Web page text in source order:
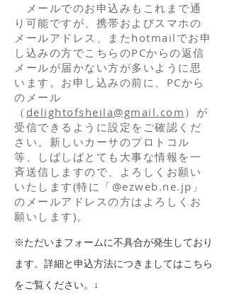
メールでのお申込みもこれまで通
り可能ですが、携帯およびスマホの
メールアドレス、またhotmailでお申
し込みの方でこちらのPCからの返信
メールが届かない方が多いように思
います。お申し込みの前に、PCから
のメール
（ delightofsheila@gmail.com ）が
受信できるように設定をご確認くだ
さい。新しいカーサのプロトコル
等、しばしばとても大事な情報を一
斉送信しますので、よろしくお願い
いたします(特に「@ezweb.ne.jp」
のメールアドレスの方はよろしくお
願いします)。
※ただいまフォームに不具合が発生しており
ます。詳細と申込方法につきましてはこちら
をご覧ください。↓